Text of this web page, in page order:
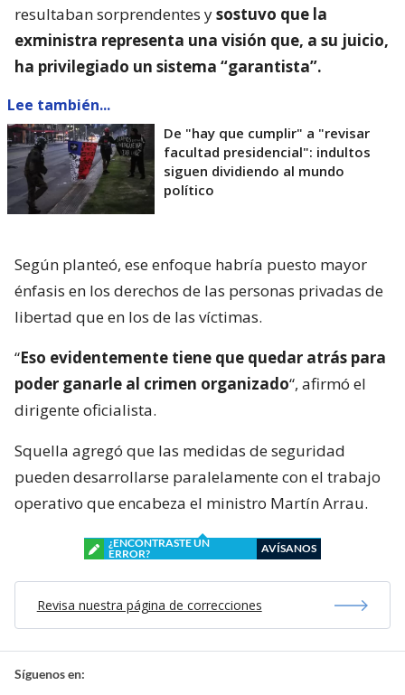
resultaban sorprendentes ysostuvo que la
exministra representa una visión que, a su juicio,
ha privilegiado un sistema “garantista”.
Lee también...
De "hay que cumplir" a "revisar
facultad presidencial": indultos
siguen dividiendo al mundo
político
Según planteó, ese enfoque habría puesto mayor
énfasis en los derechos de las personas privadas de
libertad que en los de las víctimas.
“Eso evidentemente tiene que quedar atrás para
poder ganarle al crimen organizado“, afirmó el
dirigente oficialista.
Squella agregó que las medidas de seguridad
pueden desarrollarse paralelamente con el trabajo
operativo que encabeza el ministro Martín Arrau.
¿ENCONTRASTE UN
ERROR?
AVÍSANOS
Revisa nuestra página de correcciones
Síguenos en: